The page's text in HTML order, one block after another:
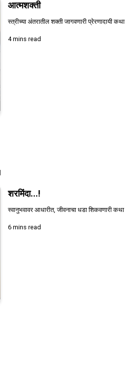
आत्मशक्ती
स्त्रीच्या अंतरातील शक्ती जागवणारी प्रेरणादायी कथा
4 mins read
शरमिंदा...!
स्वानुभवावर आधारीत, जीवनाचा धडा शिकवणारी कथा
6 mins read